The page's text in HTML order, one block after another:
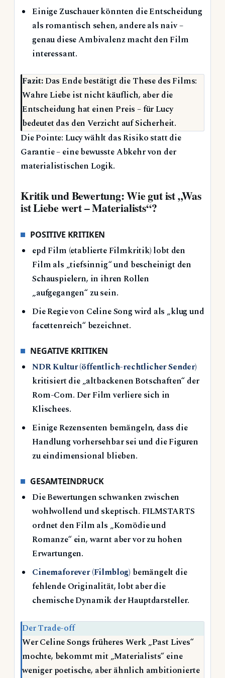
Einige Zuschauer könnten die Entscheidung
als romantisch sehen, andere als naiv –
genau diese Ambivalenz macht den Film
interessant.
Fazit:Das Ende bestätigt die These des Films:
Wahre Liebe ist nicht käuflich, aber die
Entscheidung hat einen Preis – für Lucy
bedeutet das den Verzicht auf Sicherheit.
Die Pointe: Lucy wählt das Risiko statt die
Garantie – eine bewusste Abkehr von der
materialistischen Logik.
Kritik und Bewertung: Wie gut ist „Was
ist Liebe wert – Materialists“?
POSITIVE KRITIKEN
epd Film (etablierte Filmkritik) lobt den
Film als „tiefsinnig“ und bescheinigt den
Schauspielern, in ihren Rollen
„aufgegangen“ zu sein.
Die Regie von Celine Song wird als „klug und
facettenreich“ bezeichnet.
NEGATIVE KRITIKEN
NDR Kultur (öffentlich-rechtlicher Sender)
kritisiert die „altbackenen Botschaften“ der
Rom-Com. Der Film verliere sich in
Klischees.
Einige Rezensenten bemängeln, dass die
Handlung vorhersehbar sei und die Figuren
zu eindimensional blieben.
GESAMTEINDRUCK
Die Bewertungen schwanken zwischen
wohlwollend und skeptisch. FILMSTARTS
ordnet den Film als „Komödie und
Romanze“ ein, warnt aber vor zu hohen
Erwartungen.
Cinemaforever (Filmblog) bemängelt die
fehlende Originalität, lobt aber die
chemische Dynamik der Hauptdarsteller.
Der Trade-off
Wer Celine Songs früheres Werk „Past Lives“
mochte, bekommt mit „Materialists“ eine
weniger poetische, aber ähnlich ambitionierte